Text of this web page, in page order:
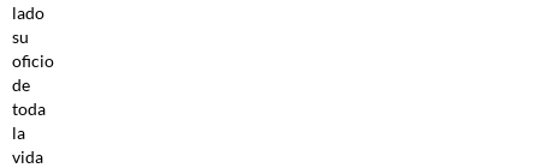
lado
su
oficio
de
toda
la
vida